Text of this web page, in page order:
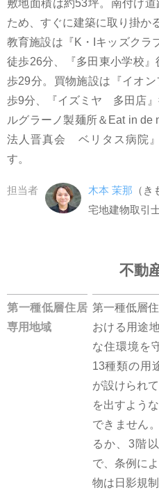
敷地面積は約53坪。南付け
ため、すぐに建築に取り掛か
教育施設は『K・Iキッズクラ
徒歩26分、『多田東小学校
歩29分。買物施設は『イオ
歩9分、『イズミヤ 多田店
ルグラーノ製麺所＆Eat in de
法人晋真会 ベリタス病院
す。
担当者 木本 茉那 （き
宅地建物取引
不動
第一種低層住居
専用地域
第一種低層
おける用途
な住環境を
13種類の用
が設けられ
を出すよう
できません
るか、3階
で、条例に
物は日影規